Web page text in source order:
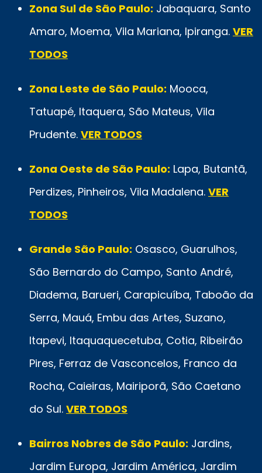
Zona Sul de São Paulo: Jabaquara, Santo
Amaro, Moema, Vila Mariana, Ipiranga. VER
TODOS
Zona Leste de São Paulo: Mooca,
Tatuapé, Itaquera, São Mateus, Vila
Prudente. VER TODOS
Zona Oeste de São Paulo: Lapa, Butantã,
Perdizes, Pinheiros, Vila Madalena. VER
TODOS
Grande São Paulo: Osasco, Guarulhos,
São Bernardo do Campo, Santo André,
Diadema, Barueri, Carapicuíba, Taboão da
Serra, Mauá, Embu das Artes, Suzano,
Itapevi, Itaquaquecetuba, Cotia, Ribeirão
Pires, Ferraz de Vasconcelos, Franco da
Rocha, Caieiras, Mairiporã, São Caetano
do Sul. VER TODOS
Bairros Nobres de São Paulo: Jardins,
Jardim Europa, Jardim América, Jardim